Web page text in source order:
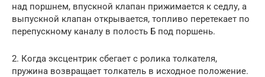
над поршнем, впускной клапан прижимается к седлу, а
выпускной клапан открывается, топливо перетекает по
перепускному каналу в полость Б под поршень.
2. Когда эксцентрик сбегает с ролика толкателя,
пружина возвращает толка­тель в исходное положение.